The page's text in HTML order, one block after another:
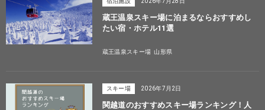
蔵王温泉スキー場に泊まるならおすすめし
たい宿・ホテル11選
蔵王温泉スキー場 山形県
スキー場 2026年7月2日
関越道のおすすめスキー場ランキング！人